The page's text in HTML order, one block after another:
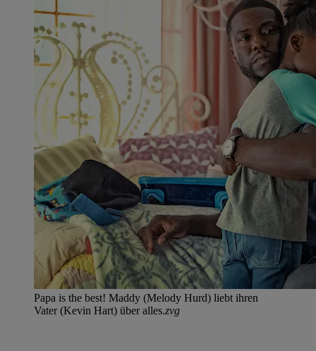
Papa is the best! Maddy (Melody Hurd) liebt ihren
Vater (Kevin Hart) über alles.zvg